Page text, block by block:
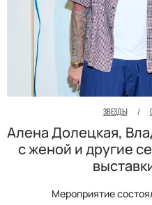
ЗВЕЗДЫ /
Алена Долецкая,
с женой и другие
Мероприятие